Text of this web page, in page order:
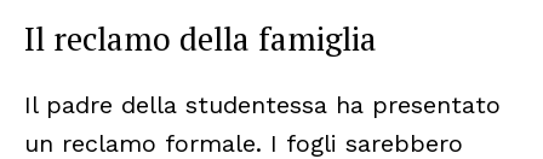
Il reclamo della famiglia
Il padre della studentessa ha presentato
un reclamo formale. I fogli sarebbero